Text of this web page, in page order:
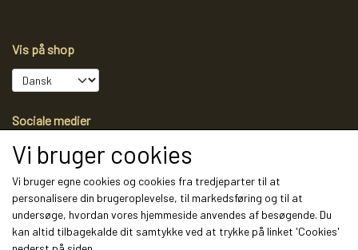
Vis på shop
Sociale medier
Modtag vores nyhedsbrev via e-mail
Tilmeld
Vi bruger cookies
Vi bruger egne cookies og cookies fra tredjeparter til at
personalisere din brugeroplevelse, til markedsføring og til at
undersøge, hvordan vores hjemmeside anvendes af besøgende. Du
kan altid tilbagekalde dit samtykke ved at trykke på linket 'Cookies'